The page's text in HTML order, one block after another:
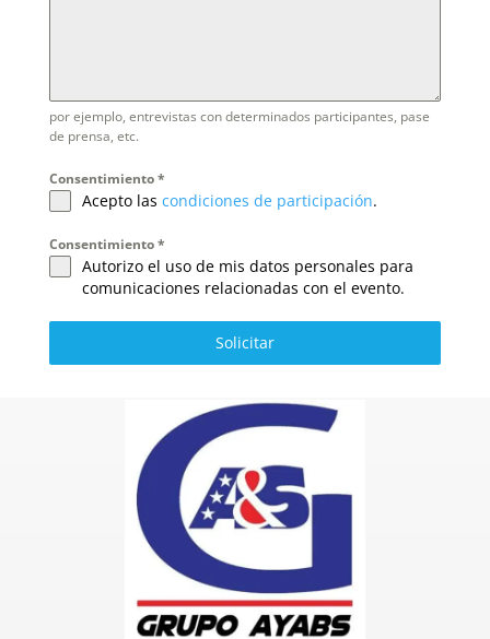
por ejemplo, entrevistas con determinados participantes, pase
de prensa, etc.
Consentimiento*
Acepto las condiciones de participación.
Consentimiento*
Autorizo el uso de mis datos personales para
comunicaciones relacionadas con el evento.
Solicitar